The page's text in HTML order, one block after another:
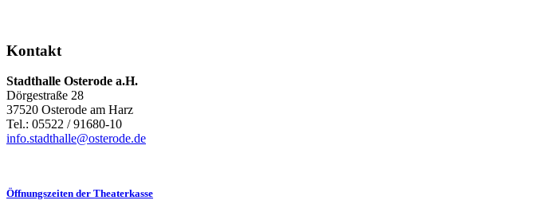
Kontakt
Stadthalle Osterode a.H.
Dörgestraße 28
37520 Osterode am Harz
Tel.: 05522 / 91680-10
info.stadthalle@osterode.de
Öffnungszeiten der Theaterkasse